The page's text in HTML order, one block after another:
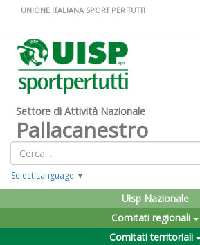
UNIONE ITALIANA SPORT PER TUTTI
Settore di Attività Nazionale
Pallacanestro
Select Language ▼
Uisp Nazionale
Comitati regionali
Comitati territoriali